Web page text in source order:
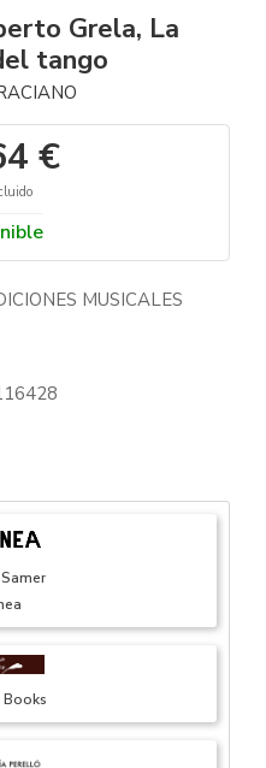
Grela, La
tango
€
MUSICALES